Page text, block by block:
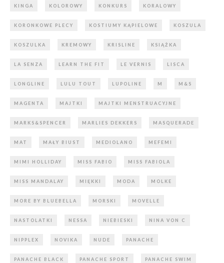
KINGA KOLOROWY KONKURS KORALOWY
KORONKOWE PLECY KOSTIUMY KĄPIELOWE KOSZULA
KOSZULKA KREMOWY KRISLINE KSIĄŻKA
LA SENZA LEARN THE FIT LE VERNIS LISCA
LONGLINE LULU TOUT LUPOLINE M M&S
MAGENTA MAJTKI MAJTKI MENSTRUACYJNE
MARKS&SPENCER MARLIES DEKKERS MASQUERADE
MAT MAŁY BIUST MEDIOLANO MEFEMI
MIMI HOLLIDAY MISS FABIO MISS FABIOLA
MISS MANDALAY MIĘKKI MODA MOLKE
MORE BY BLUEBELLA MORSKI MOVELLE
NASTOLATKI NESSA NIEBIESKI NINA VON C
NIPPLEX NOVIKA NUDE PANACHE
PANACHE BLACK PANACHE SPORT PANACHE SWIM